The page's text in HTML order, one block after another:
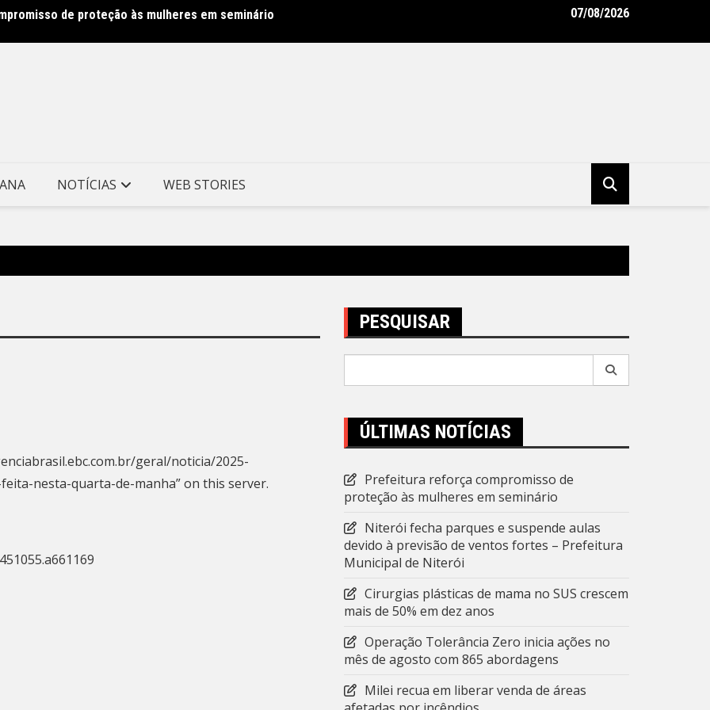
de proteção às mulheres em seminário
Niterói fecha parques e suspende aulas devido à previsão de ventos
07/08/2026
NOTÍCIAS WEB STORIES
geral/noticia/2025-
nesta-quarta-de-manha” on this server.
PESQUISAR
ÚLTIMAS NOTÍCIAS
Prefeitura reforça compromisso de
proteção às mulheres em seminário
Niterói fecha parques e suspende aulas
devido à previsão de ventos fortes – Prefeitura
Municipal de Niterói
Cirurgias plásticas de mama no SUS crescem
mais de 50% em dez anos
Operação Tolerância Zero inicia ações no
mês de agosto com 865 abordagens
Milei recua em liberar venda de áreas